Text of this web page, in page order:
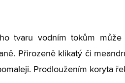
tvaru vodním tokům
Přirozeně klikatý či
Prodloužením koryta